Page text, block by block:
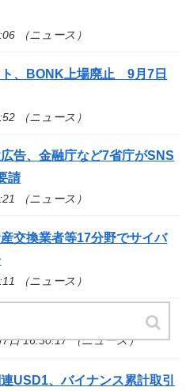
（ニュース）
、BONK上場廃止 9月7日
（ニュース）
告、金融庁など7省庁がSNS
請
（ニュース）
交換業者等17分野でサイバ
（ニュース）
1銘柄の上場廃止を発表
日 16:30:17 （ニュース）
USD1、バイナンス累計取引